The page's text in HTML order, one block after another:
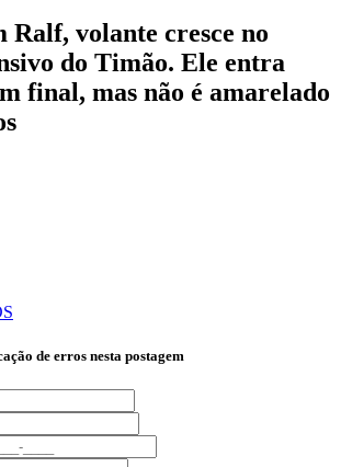
Ralf, volante cresce no
do Timão. Ele entra
final, mas não é amarelado
de erros nesta postagem